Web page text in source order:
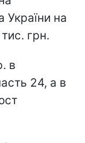
України на
грн.
в
24, а в